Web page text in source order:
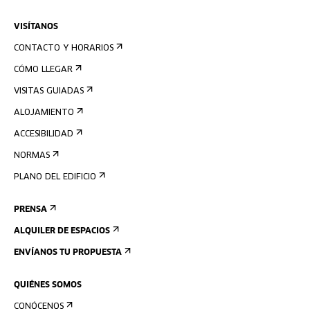
VISÍTANOS
CONTACTO Y HORARIOS
CÓMO LLEGAR
VISITAS GUIADAS
ALOJAMIENTO
ACCESIBILIDAD
NORMAS
PLANO DEL EDIFICIO
PRENSA
ALQUILER DE ESPACIOS
ENVÍANOS TU PROPUESTA
QUIÉNES SOMOS
CONÓCENOS